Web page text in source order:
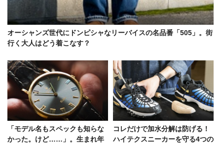
オーシャンズ世代にドンピシャなリーバイスの名品番「505」。街
行く大人はどう着こなす？
「モデル名もスペックも知らな
かった。けど……」。生まれ年
コレだけで加水分解は防げる！
ハイテクスニーカーを守る4つの